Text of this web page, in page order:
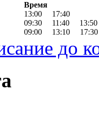
Время
13:00
17:40
09:30 11:40
13:50
09:00 13:10 17:30
до